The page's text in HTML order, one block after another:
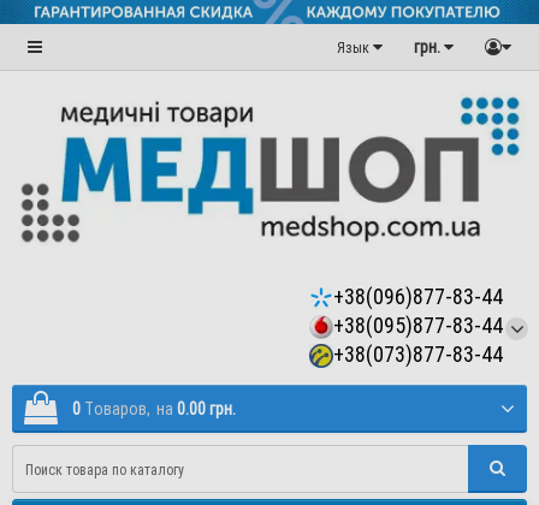
грн.
Язык
+38(096)877-83-44
+38(095)877-83-44
+38(073)877-83-44
0 Tоваров, на 0.00 грн.